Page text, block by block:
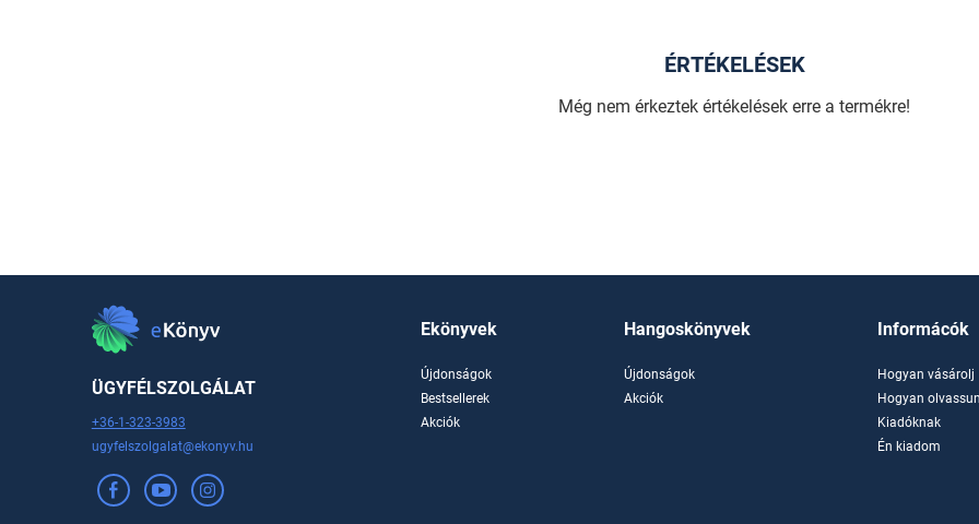
ÉRTÉKELÉSEK
Még nem érkeztek értékelések erre a termékre!
ÜGYFÉLSZOLGÁLAT
+36-1-323-3983
ugyfelszolgalat@ekonyv.hu
Ekönyvek
Újdonságok
Bestsellerek
Akciók
Hangoskönyvek
Újdonságok
Akciók
Informácók
Hogyan vásárolj
Hogyan
Kiadóknak
Én kiadom